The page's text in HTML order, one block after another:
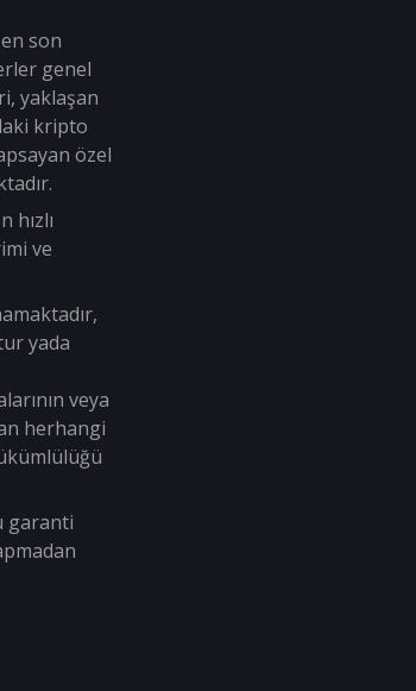
son
genel
yaklaşan
kripto
özel
hızlı
ve
yada
veya
herhangi
garanti